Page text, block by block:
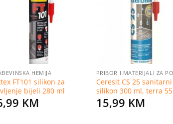
HEMIJA
FT101 silikon za
bijeli 280 ml
KM
Ceresit CS 25 sanitarni
silikon 300 ml, terra 55
15,99 KM